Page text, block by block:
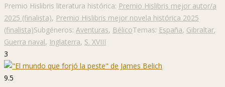
Premio Hislibris literatura histórica: Premio Hislibris mejor autor/a
2025 (finalista), Premio Hislibris mejor novela histórica 2025
(finalista)Subgéneros: Aventuras, BélicoTemas: España, Gibraltar,
Guerra naval, Inglaterra, S. XVIII
3
9.5